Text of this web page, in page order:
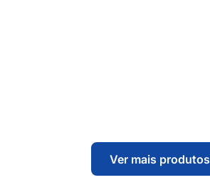
Ver mais produtos